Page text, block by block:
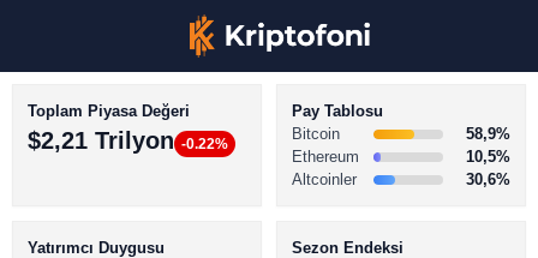
BİTCOİN HABERLERİ
Toplam Piyasa Değeri
$2,21 Trilyon -0.22%
Pay Tablosu
Bitcoin
58,9%
Ethereum
10,5%
Altcoinler
30,6%
Yatırımcı Duygusu
Sezon Endeksi